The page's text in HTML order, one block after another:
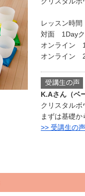
レッスン時間
対面 1Dayク
オンライン
オンライン
K.Aさん（ベ
クリスタルボ
まずは基礎
>> 受講生の